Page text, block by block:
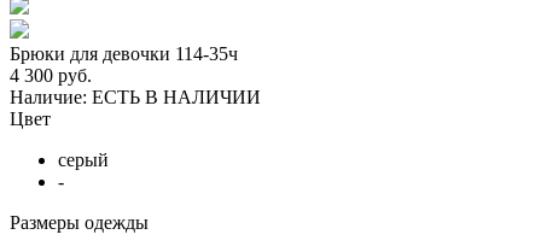
Брюки для девочки 114-35ч
4 300 руб.
Наличие: ЕСТЬ В НАЛИЧИИ
Цвет
серый
-
Размеры одежды